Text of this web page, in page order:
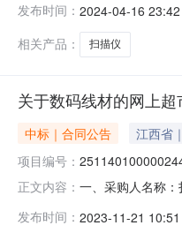
台
发布时间： 2024-04-16 23:42
相关产品：
扫描仪
关于数码线材的网上
中标｜合同公告 江西省
项目编号：
正文内容： 一、采购人名称
发布时间： 2023-11-21 10:51